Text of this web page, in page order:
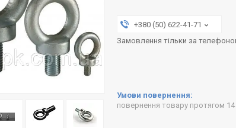
+380 (50) 622-41-71
Замовлення тільки за
повернення товару протягом 14